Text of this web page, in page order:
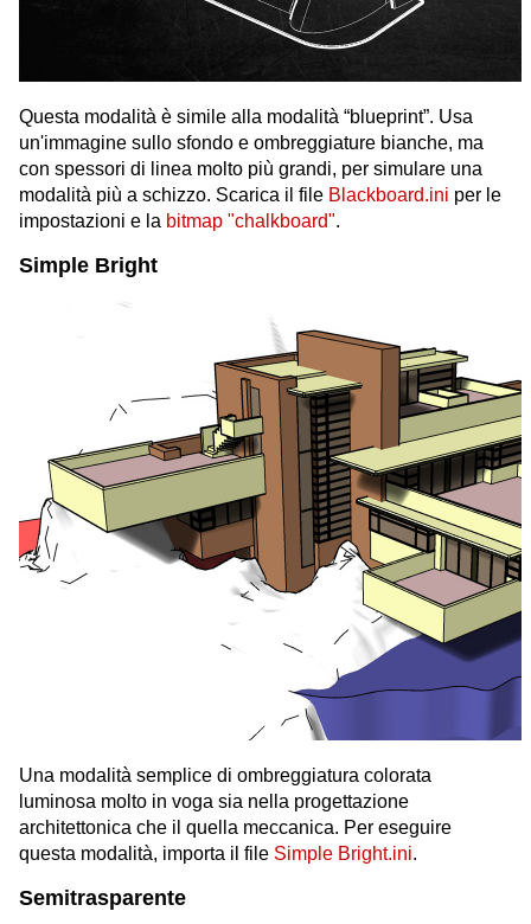
Questa modalità è simile alla modalità “blueprint”. Usa
un'immagine sullo sfondo e ombreggiature bianche, ma
con spessori di linea molto più grandi, per simulare una
modalità più a schizzo. Scarica il file Blackboard.ini per le
impostazioni e la bitmap "chalkboard".
Simple Bright
Una modalità semplice di ombreggiatura colorata
luminosa molto in voga sia nella progettazione
architettonica che il quella meccanica. Per eseguire
questa modalità, importa il file Simple Bright.ini.
Semitrasparente